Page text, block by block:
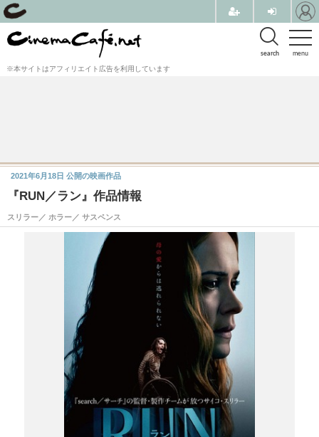
menu
search
※本サイトはアフィリエイト広告を利用しています
『RUN／ラン』作品情報
スリラー／ ホラー／ サスペンス
2021年6月18日 公開の映画作品